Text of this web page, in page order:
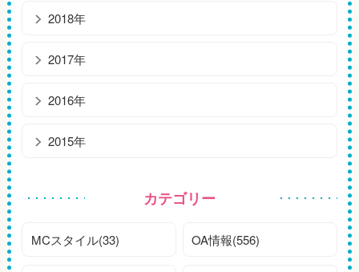
2018年
2017年
2016年
2015年
カテゴリー
MCスタイル(33) OA情報(556)